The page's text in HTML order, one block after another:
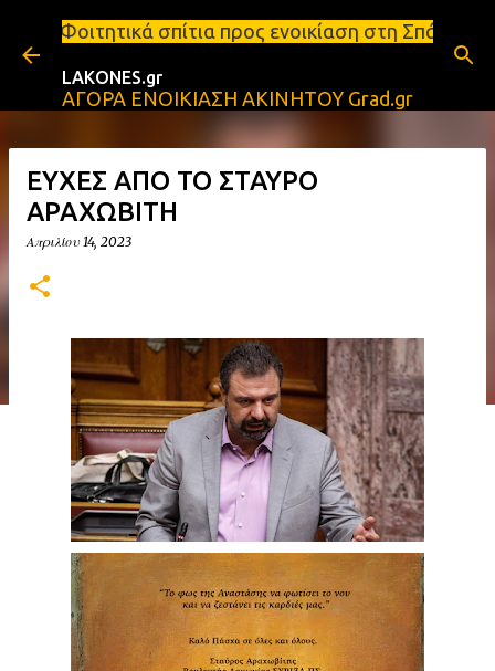
Μετάβαση στο κύριο περιεχόμενο
προς ενοικίαση στη Σπάρτη Ενοικιάσεις
LAKONES.gr
ΑΓΟΡΑ ΕΝΟΙΚΙΑΣΗ ΑΚΙΝΗΤΟΥ Grad.gr
ΕΥΧΕΣ ΑΠΟ ΤΟ ΣΤΑΥΡΟ
ΑΡΑΧΩΒΙΤΗ
Απριλίου 14, 2023